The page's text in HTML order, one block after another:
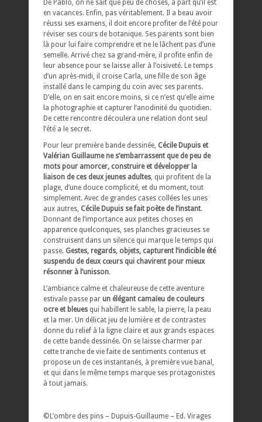
De Pablo, on ne sait que peu de choses, à part qu’il est
en vacances. Enfin, pas véritablement. Il a beau avoir
réussi ses examens, il doit encore profiter de l’été pour
réviser ses cours de botanique. Ses parents sont bien
là pour lui faire comprendre et ne le lâchent pas d’une
semelle. Arrivé chez sa grand-mère, il profite enfin de
leur absence pour se laisse aller à l’oisiveté. Le temps
d’un après-midi, il croise Carla, une fille de son âge
installé dans le camping du coin avec ses parents.
D’elle, on en sait encore moins, si ce n’est qu’elle aime
la photographie et capturer l’anodinité du quotidien.
De cette rencontre découlera une relation dont seul
l’été a le secret.
Pour leur première bande dessinée, Cécile Dupuis et
Valérian Guillaume ne s’embarrassent que de peu de
mots pour amorcer, construire et développer la
liaison de ces deux jeunes adultes, qui profitent de la
plage, d’une douce complicité, et du moment, tout
simplement. Avec de grandes cases collées les unes
aux autres, Cécile Dupuis se fait poète de l’instant.
Donnant de l’importance aux petites choses en
apparence quelconques, ses planches gracieuses se
construisent dans un silence qui marque le temps qui
passe. Gestes, regards, objets, capturent l’indicible été
suspendu de deux cœurs qui chavirent pour mieux
résonner à l’unisson.
L’ambiance calme et chaleureuse de cette aventure
estivale passe par un élégant camaïeu de couleurs
ocre et bleues qui habillent le sable, la pierre, la peau
et la mer. Un délicat jeu de lumière et de contrastes
donne du relief à la ligne claire et aux grands espaces
de cette bande dessinée. On se laisse charmer par
cette tranche de vie faite de sentiments contenus et
propose un de ces instantanés, à première vue banal,
et qui dans le même temps marque ses protagonistes
à tout jamais.
©L’ombre des pins – Dupuis-Guillaume – Ed. Virages